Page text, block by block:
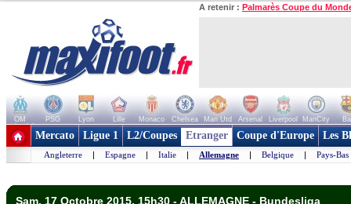
A retenir : Palmarès Coupe du
OM PSG Lyon Lille Monaco Chelsea Man Utd Arsenal Liverpool ManCity
+ de clubs
Mercato Ligue 1 L2/Coupes Etranger Coupe d'Europe Les
Angleterre | Espagne | Italie | Allemagne | Belgique | Pays-Bas
Sam. 17 Octobre 2015, 15h30 - ALLEMAGNE - Bundesliga